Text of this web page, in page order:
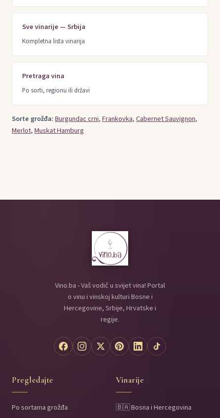
Sve vinarije — Srbija
Kompletna lista vinarija
Pretraga vina
Po sorti, regionu ili državi
Sorte grožđa:Burgundac crni,Frankovka,Cabernet Sauvignon,
Merlot,Muskat Hamburg
Vino.ba - Vaš vodič u svijet vina! Portal
o vinu i vinskoj kulturi Bosne i
Hercegovine, Srbije, Hrvatske i
regije.
Pregledajte
Po sortama grožđa
Vinarije
🇧🇦 Bosna i Hercegovina